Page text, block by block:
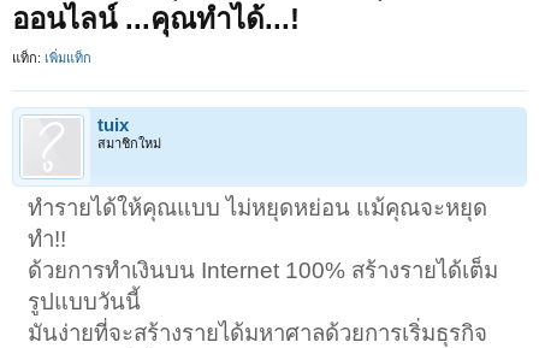
ออนไลน์ ...คุณทำได้...!
แท็ก: เพิ่มแท็ก
tuix
สมาชิกใหม่
ทำรายได้ให้คุณแบบ ไม่หยุดหย่อน แม้คุณจะหยุด
ทำ!!
ด้วยการทำเงินบน Internet 100% สร้างรายได้เต็ม
รูปแบบวันนี้
มันง่ายที่จะสร้างรายได้มหาศาลด้วยการเริ่มธุรกิจ